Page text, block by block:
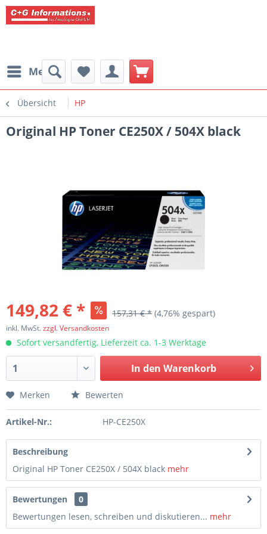
Menü
Übersicht HP
Original HP Toner CE250X / 504X black
149,82 € * 157,31 € * (4,76% gespart)
inkl. MwSt.zzgl. Versandkosten
Sofort versandfertig, Lieferzeit ca. 1-3 Werktage
In den Warenkorb
Merken Bewerten
Artikel-Nr.: HP-CE250X
Beschreibung
Original HP Toner CE250X / 504X black mehr
Bewertungen
0
Bewertungen lesen, schreiben und diskutieren... mehr